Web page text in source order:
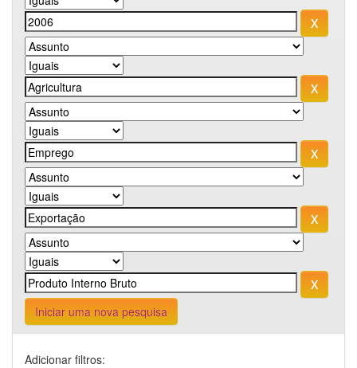
Iniciar uma nova pesquisa
Adicionar filtros: